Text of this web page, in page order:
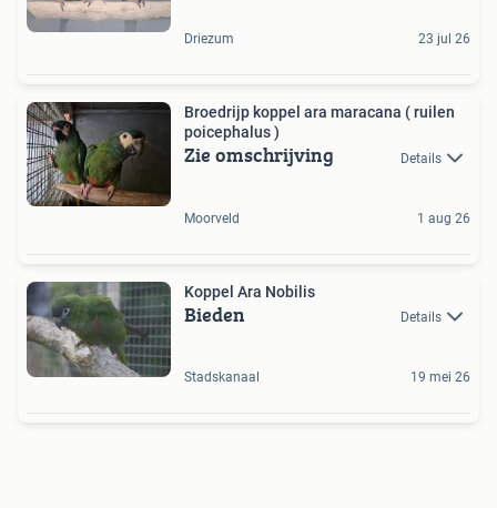
Driezum 23 jul 26
Broedrijp koppel ara maracana ( ruilen
poicephalus )
Zie omschrijving Details
Moorveld 1 aug 26
Koppel Ara Nobilis
Bieden Details
Stadskanaal 19 mei 26